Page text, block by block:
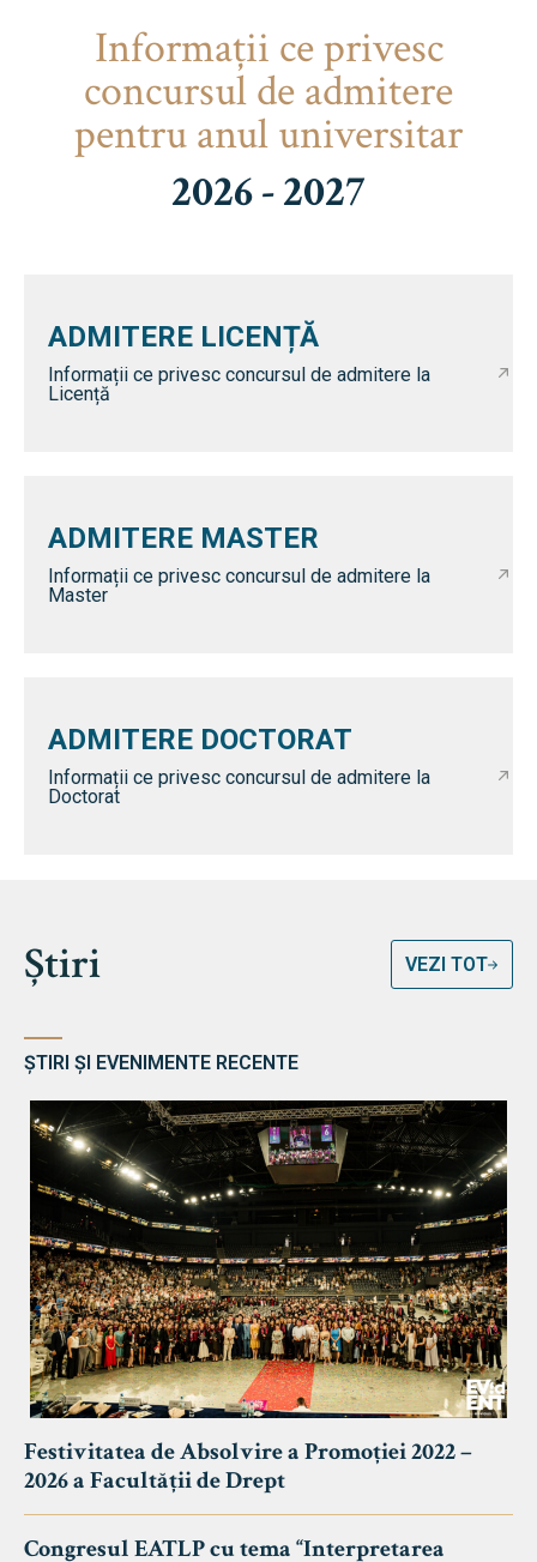
Informaţii ce privesc
concursul de admitere
pentru anul universitar
2026 - 2027
ADMITERE LICENȚĂ
Informații ce privesc concursul de admitere la
Licență
ADMITERE MASTER
Informații ce privesc concursul de admitere la
Master
ADMITERE DOCTORAT
Informații ce privesc concursul de admitere la
Doctorat
Știri VEZI TOT
ȘTIRI ȘI EVENIMENTE RECENTE
Festivitatea de Absolvire a Promoției 2022 –
2026 a Facultății de Drept
Congresul EATLP cu tema “Interpretarea